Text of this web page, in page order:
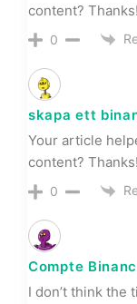
content? Thanks!
0
skapa ett
Your article
content? Thanks!
0
Compte
I don’t think the